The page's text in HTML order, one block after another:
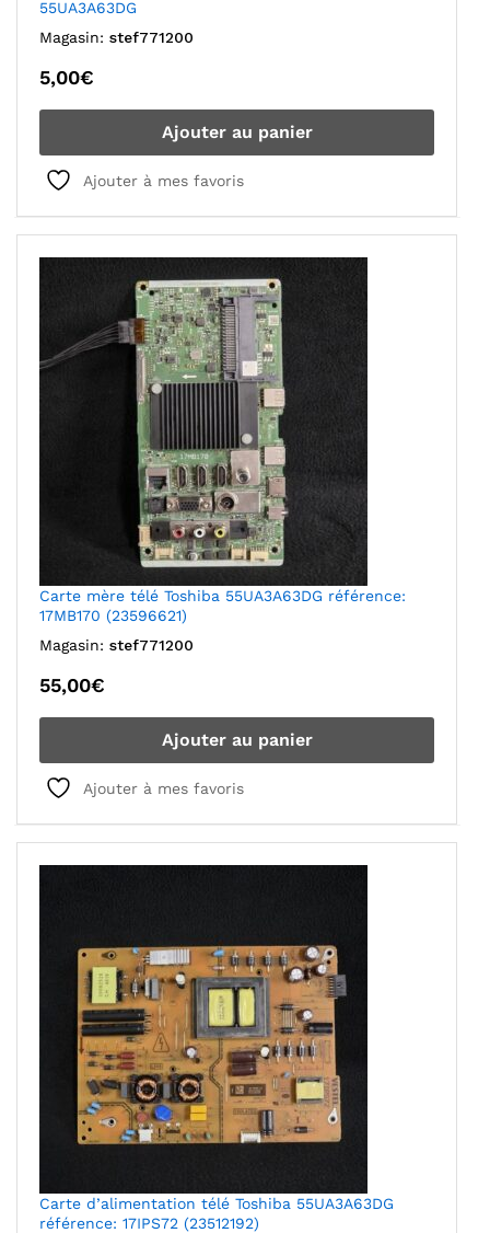
55UA3A63DG
Magasin: stef771200
5,00€
Ajouter au panier
Ajouter à mes favoris
Carte mère télé Toshiba 55UA3A63DG référence:
17MB170 (23596621)
Magasin: stef771200
55,00€
Ajouter au panier
Ajouter à mes favoris
Carte d’alimentation télé Toshiba 55UA3A63DG
référence: 17IPS72 (23512192)